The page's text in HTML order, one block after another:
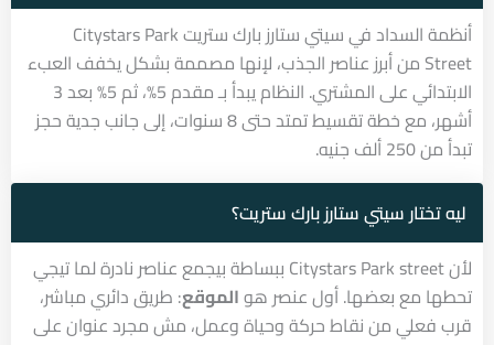
أنظمة السداد في سيتي ستارز بارك ستريت Citystars Park
Street من أبرز عناصر الجذب، لإنها مصممة بشكل يخفف العبء
الابتدائي على المشتري. النظام يبدأ بـ مقدم 5%، ثم 5% بعد 3
أشهر، مع خطة تقسيط تمتد حتى 8 سنوات، إلى جانب جدية حجز
تبدأ من 250 ألف جنيه.
ليه تختار سيتي ستارز بارك ستريت؟
لأن Citystars Park street ببساطة بيجمع عناصر نادرة لما تيجي
تحطها مع بعضها. أول عنصر هوالموقع: طريق دائري مباشر،
قرب فعلي من نقاط حركة وحياة وعمل، مش مجرد عنوان على